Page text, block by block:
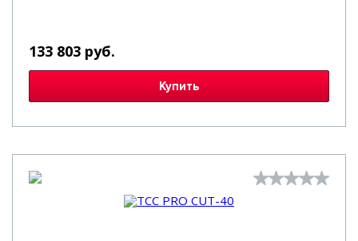
133 803 руб.
Купить